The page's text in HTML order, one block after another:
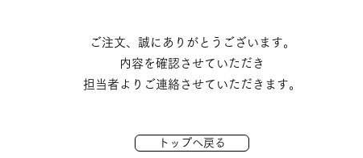
ご注文、誠にありがとうございます。
内容を確認させていただき
担当者よりご連絡させていただきます。
トップへ戻る